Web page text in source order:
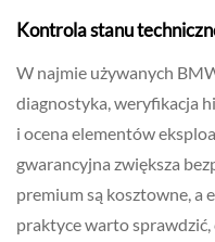
Kontrola stanu
W najmie używanych
diagnostyka, weryfikacja
i ocena elementów
gwarancyjna zwiększa
premium są kosztowne, a
praktyce warto sprawdzić,